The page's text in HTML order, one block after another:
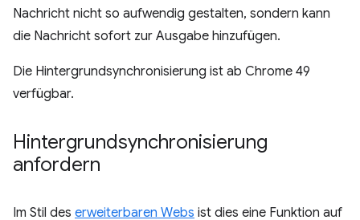
Nachricht nicht so aufwendig gestalten, sondern kann
die Nachricht sofort zur Ausgabe hinzufügen.
Die Hintergrundsynchronisierung ist ab Chrome 49
verfügbar.
Hintergrundsynchronisierung
anfordern
Im Stil des erweiterbaren Webs ist dies eine Funktion auf